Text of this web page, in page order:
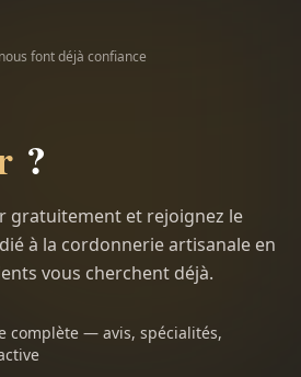
font déjà confiance
?
gratuitement et rejoignez le
à la cordonnerie artisanale en
vous cherchent déjà.
complète — avis, spécialités,